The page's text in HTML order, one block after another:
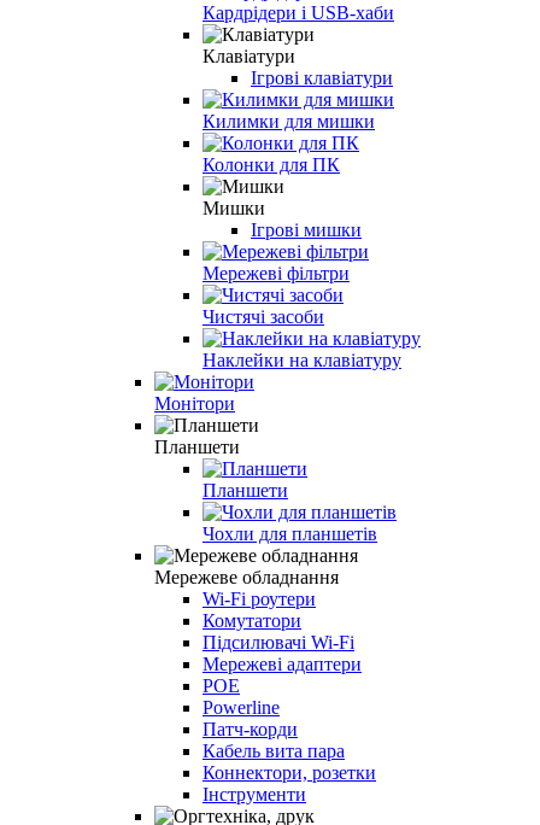
Кардрідери і USB-хаби
Клавіатури
Ігрові клавіатури
Килимки для мишки
Колонки для ПК
Мишки
Ігрові мишки
Мережеві фільтри
Чистячі засоби
Наклейки на клавіатуру
Монітори
Планшети
Планшети
Чохли для планшетів
Мережеве обладнання
Wi-Fi роутери
Комутатори
Підсилювачі Wi-Fi
Мережеві адаптери
POE
Powerline
Патч-корди
Кабель вита пара
Коннектори, розетки
Інструменти